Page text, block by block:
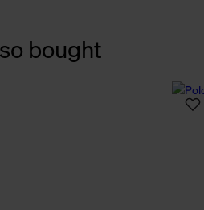
bought